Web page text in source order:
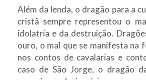
Além da lenda, o dragão para a
cristã sempre representou o
idolatria e da destruição.
ouro, o mal que se manifesta na
nos contos de cavalarias e
caso de São Jorge, o dragão